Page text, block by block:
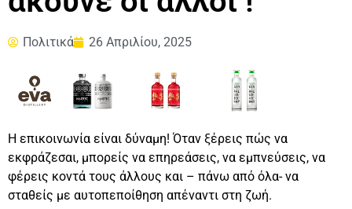
Πολιτικά 26 Απριλίου, 2025
Η επικοινωνία είναι δύναμη! Όταν ξέρεις πώς να
εκφράζεσαι, μπορείς να επηρεάσεις, να εμπνεύσεις, να
φέρεις κοντά τους άλλους και – πάνω από όλα- να
σταθείς με αυτοπεποίθηση απέναντι στη ζωή.